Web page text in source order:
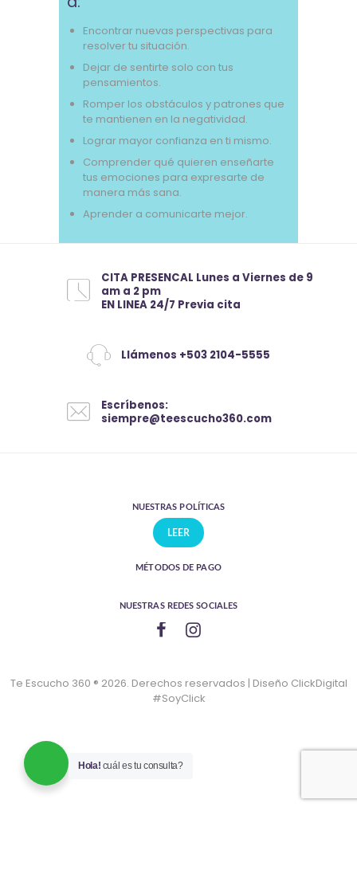
Encontrar nuevas perspectivas para
resolver tu situación.
Dejar de sentirte solo con tus
pensamientos.
Romper los obstáculos y patrones que
te mantienen en la negatividad.
Lograr mayor confianza en ti mismo.
Comprender qué quieren enseñarte
tus emociones para expresarte de
manera más sana.
Aprender a comunicarte mejor.
CITA PRESENCAL Lunes a Viernes de 9
am a 2 pm
EN LINEA 24/7 Previa cita
Llámenos +503 2104-5555
Escríbenos:
siempre@teescucho360.com
NUESTRAS POLÍTICAS
LEER
MÉTODOS DE PAGO
NUESTRAS REDES SOCIALES
Te Escucho 360 ® 2026. Derechos reservados | Diseño ClickDigital
#SoyClick
Hola! cuál es tu consulta?